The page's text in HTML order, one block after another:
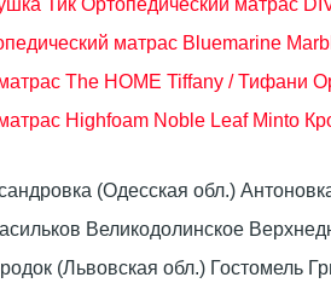
матрас Bluemarine
The HOME Tiffany / Тифани
Highfoam Noble Leaf Minto
(Одесская обл.)
Великодолинское
(Львовская обл.)